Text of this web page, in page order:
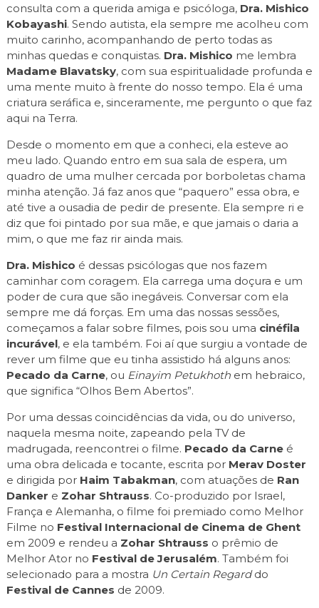
consulta com a querida amiga e psicóloga, Dra. Mishico
Kobayashi. Sendo autista, ela sempre me acolheu com
muito carinho, acompanhando de perto todas as
minhas quedas e conquistas. Dra. Mishico me lembra
Madame Blavatsky, com sua espiritualidade profunda e
uma mente muito à frente do nosso tempo. Ela é uma
criatura seráfica e, sinceramente, me pergunto o que faz
aqui na Terra.
Desde o momento em que a conheci, ela esteve ao
meu lado. Quando entro em sua sala de espera, um
quadro de uma mulher cercada por borboletas chama
minha atenção. Já faz anos que “paquero” essa obra, e
até tive a ousadia de pedir de presente. Ela sempre ri e
diz que foi pintado por sua mãe, e que jamais o daria a
mim, o que me faz rir ainda mais.
Dra. Mishico é dessas psicólogas que nos fazem
caminhar com coragem. Ela carrega uma doçura e um
poder de cura que são inegáveis. Conversar com ela
sempre me dá forças. Em uma das nossas sessões,
começamos a falar sobre filmes, pois sou uma cinéfila
incurável, e ela também. Foi aí que surgiu a vontade de
rever um filme que eu tinha assistido há alguns anos:
Pecado da Carne, ou Einayim Petukhothem hebraico,
que significa “Olhos Bem Abertos”.
Por uma dessas coincidências da vida, ou do universo,
naquela mesma noite, zapeando pela TV de
madrugada, reencontrei o filme. Pecado da Carneé
uma obra delicada e tocante, escrita por Merav Doster
e dirigida por Haim Tabakman, com atuações de Ran
Danker e Zohar Shtrauss. Co-produzido por Israel,
França e Alemanha, o filme foi premiado como Melhor
Filme no Festival Internacional de Cinema de Ghent
em 2009 e rendeu a Zohar Shtrauss o prêmio de
Melhor Ator no Festival de Jerusalém. Também foi
selecionado para a mostra Un Certain Regarddo
Festival de Cannes de 2009.